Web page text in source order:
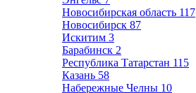
Новосибирская область 117
Новосибирск 87
Искитим 3
Барабинск 2
Республика Татарстан 115
Казань 58
Набережные Челны 10